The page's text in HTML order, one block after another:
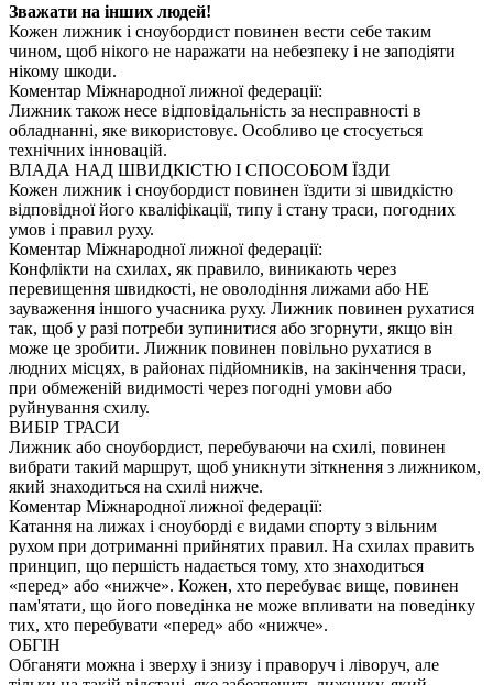
Зважати на інших людей!
Кожен лижник і сноубордист повинен вести себе таким
чином, щоб нікого не наражати на небезпеку і не заподіяти
нікому шкоди.
Коментар Міжнародної лижної федерації:
Лижник також несе відповідальність за несправності в
обладнанні, яке використовує. Особливо це стосується
технічних інновацій.
ВЛАДА НАД ШВИДКІСТЮ І СПОСОБОМ ЇЗДИ
Кожен лижник і сноубордист повинен їздити зі швидкістю
відповідної його кваліфікації, типу і стану траси, погодних
умов і правил руху.
Коментар Міжнародної лижної федерації:
Конфлікти на схилах, як правило, виникають через
перевищення швидкості, не оволодіння лижами або НЕ
зауваження іншого учасника руху. Лижник повинен рухатися
так, щоб у разі потреби зупинитися або згорнути, якщо він
може це зробити. Лижник повинен повільно рухатися в
людних місцях, в районах підйомників, на закінчення траси,
при обмеженій видимості через погодні умови або
руйнування схилу.
ВИБІР ТРАСИ
Лижник або сноубордист, перебуваючи на схилі, повинен
вибрати такий маршрут, щоб уникнути зіткнення з лижником,
який знаходиться на схилі нижче.
Коментар Міжнародної лижної федерації:
Катання на лижах і сноуборді є видами спорту з вільним
рухом при дотриманні прийнятих правил. На схилах править
принцип, що першість надається тому, хто знаходиться
«перед» або «нижче». Кожен, хто перебуває вище, повинен
пам'ятати, що його поведінка не може впливати на поведінку
тих, хто перебувати «перед» або «нижче».
ОБГІН
Обганяти можна і зверху і знизу і праворуч і ліворуч, але